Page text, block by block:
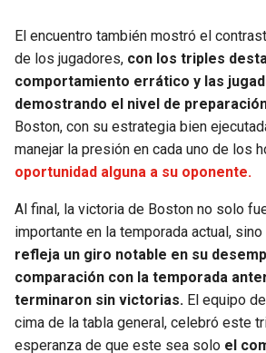
El encuentro también mostró el
de los jugadores, con los triples
comportamiento errático y las
demostrando el nivel de
Boston, con su estrategia bien
manejar la presión en cada uno de los
oportunidad alguna a su oponente.
Al final, la victoria de Boston no solo
importante en la temporada actual,
refleja un giro notable en su
comparación con la temporada
terminaron sin victorias. El equipo
cima de la tabla general, celebró este
esperanza de que este sea solo el